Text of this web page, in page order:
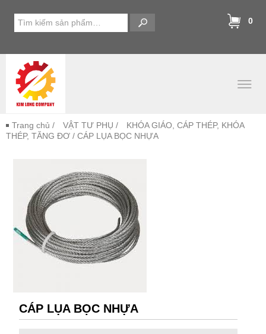
0
Trang chủ / VẬT TƯ PHỤ /
KHÓA GIÁO, CÁP THÉP, KHÓA
THÉP, TĂNG ĐƠ / CÁP LỤA BỌC NHỰA
CÁP LỤA BỌC NHỰA